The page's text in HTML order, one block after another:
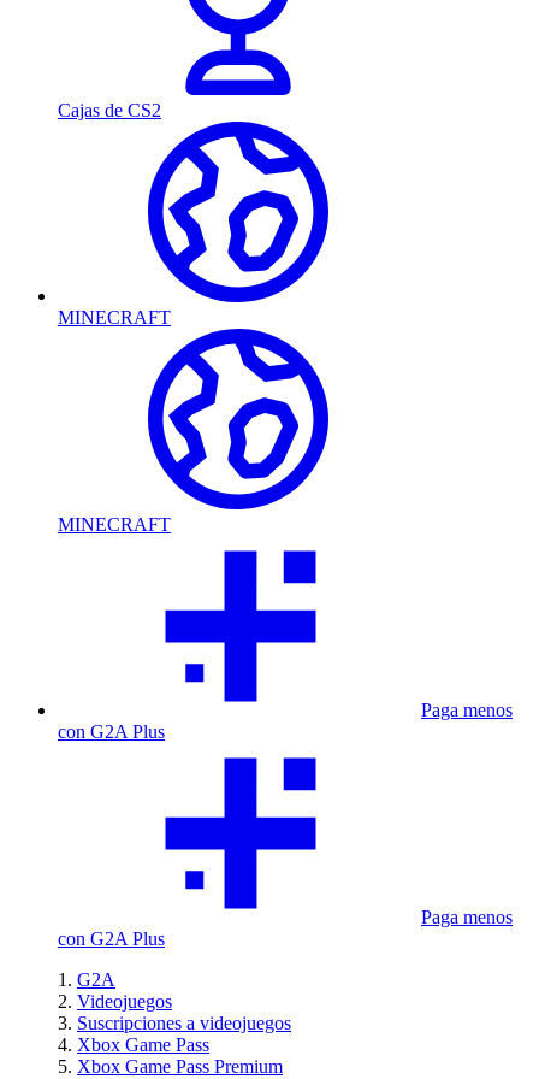
Cajas de CS2
MINECRAFT
MINECRAFT
Paga menos
con G2A Plus
Paga menos
con G2A Plus
G2A
Videojuegos
Suscripciones a videojuegos
Xbox Game Pass
Xbox Game Pass Premium